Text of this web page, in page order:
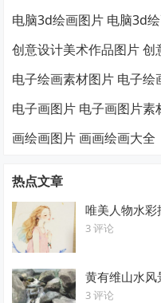
电脑3d绘画图片 电脑3d
创意设计美术作品图片
电子绘画素材图片 电子绘
电子画图片 电子画图片素
画绘画图片 画画绘画大全
热点文章
唯美人物水
3 评论
黄有维山水
3 评论